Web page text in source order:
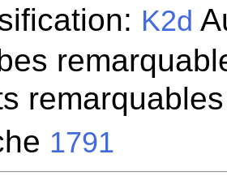
K2d
1791